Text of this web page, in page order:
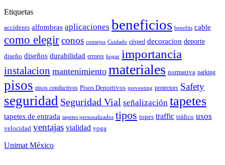
Etiquetas
accidents alfombras aplicaciones beneficios benefits cable
como elegirconos consejos Cuidado césped decoracion deporte
diseño diseños durabilidad errores hogar importancia
instalacion mantenimiento materiales normativa parking
pisos pisos conductivos Pisos Deportivos preventing protectors Safety
seguridad Seguridad Vial señalización tapetes
tapetes de entrada tapetes personalizados tipos topes traffic tráfico usos
velocidad ventajas vialidad yoga
Unimat México